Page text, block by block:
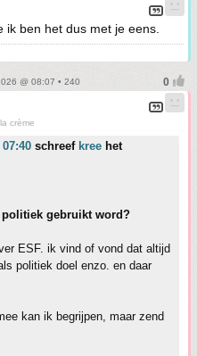
ben het dus met je eens.
@ 08:07 • 240
crème
schreef kree het
politiek gebruikt word?
ESF. ik vind of vond dat altijd
politiek doel enzo. en daar
kan ik begrijpen, maar zend